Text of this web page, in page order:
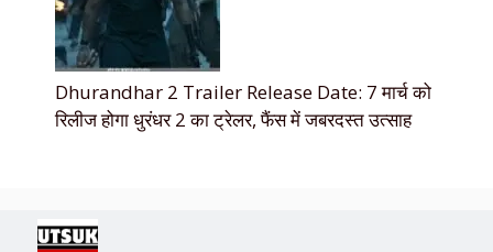
Dhurandhar 2 Trailer Release Date: 7 मार्च को
रिलीज होगा धुरंधर 2 का ट्रेलर, फैंस में जबरदस्त उत्साह